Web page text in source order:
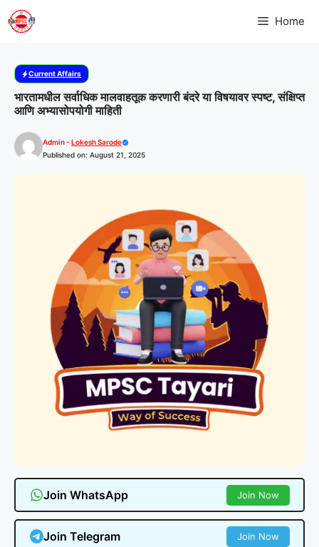
Skip
to
Home
Current Affairs
भारतामधील सर्वाधिक मालवाहतूक करणारी बंदरे या विषयावर स्पष्ट, संक्षिप्त
आणि अभ्यासोपयोगी माहिती
Admin - Lokesh Sarode
Published on: August 21, 2025
Join WhatsApp Join Now
Join Telegram Join Now